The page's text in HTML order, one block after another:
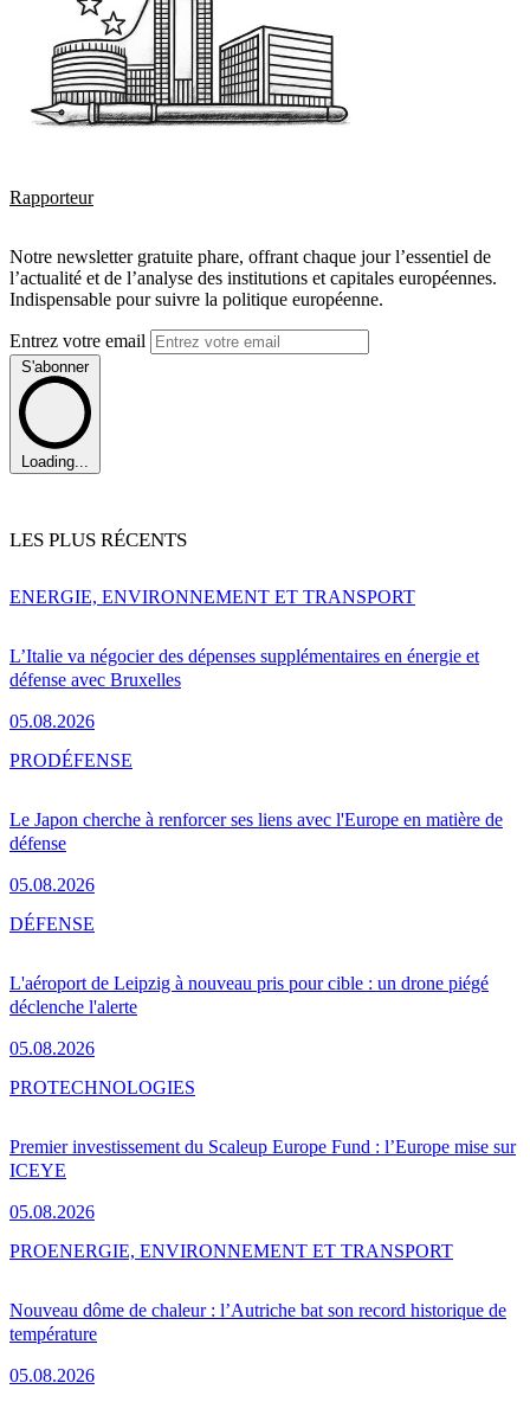
Rapporteur
Notre newsletter gratuite phare, offrant chaque jour l’essentiel de
l’actualité et de l’analyse des institutions et capitales européennes.
Indispensable pour suivre la politique européenne.
Entrez votre email
S'abonner
Loading...
LES PLUS RÉCENTS
L’Italie va négocier des dépenses supplémentaires en énergie et
défense avec Bruxelles
05.08.2026
ENERGIE, ENVIRONNEMENT ET TRANSPORT
Le Japon cherche à renforcer ses liens avec l'Europe en matière de
défense
05.08.2026
PRODÉFENSE
L'aéroport de Leipzig à nouveau pris pour cible : un drone piégé
déclenche l'alerte
05.08.2026
DÉFENSE
Premier investissement du Scaleup Europe Fund : l’Europe mise sur
ICEYE
05.08.2026
PROTECHNOLOGIES
Nouveau dôme de chaleur : l’Autriche bat son record historique de
température
05.08.2026
PROENERGIE, ENVIRONNEMENT ET TRANSPORT